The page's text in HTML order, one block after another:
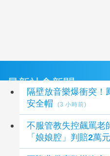
最新社會新聞
隔壁放音樂爆衝突！
安全帽
(3 小時前)
不服管教失控飆罵老
「娘娘腔」判賠2萬元